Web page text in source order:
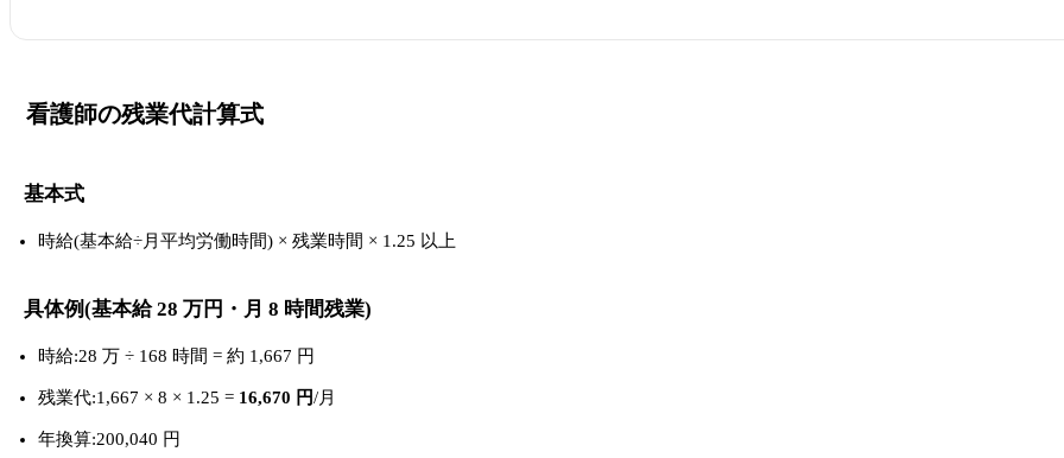
看護師の残業代計算式
基本式
時給(基本給÷月平均労働時間) × 残業時間 × 1.25 以上
具体例(基本給 28 万円・月 8 時間残業)
時給:28 万 ÷ 168 時間 = 約 1,667 円
残業代:1,667 × 8 × 1.25 = 16,670 円/月
年換算:200,040 円